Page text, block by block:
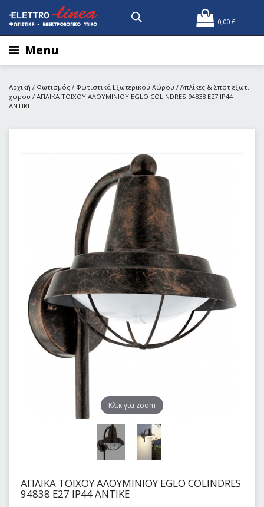
0,00 €
Menu
Αρχική / Φωτισμός / Φωτιστικά Εξωτερικού Χώρου / Απλίκες & Σποτ εξωτ.
χώρου / ΑΠΛΙΚΑ TOIXOY ΑΛΟΥΜΙΝΙΟΥ EGLO COLINDRES 94838 E27 IP44
ΑΝΤΙΚΕ
Kλικ για zoom
ΑΠΛΙΚΑ TOIXOY ΑΛΟΥΜΙΝΙΟΥ EGLO COLINDRES
94838 E27 IP44 ΑΝΤΙΚΕ